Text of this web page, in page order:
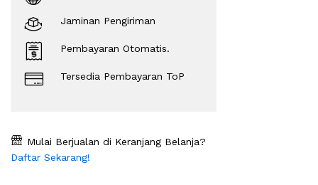
Jaminan Pengiriman
Pembayaran Otomatis.
Tersedia Pembayaran ToP
Mulai Berjualan di Keranjang Belanja?
Daftar Sekarang!